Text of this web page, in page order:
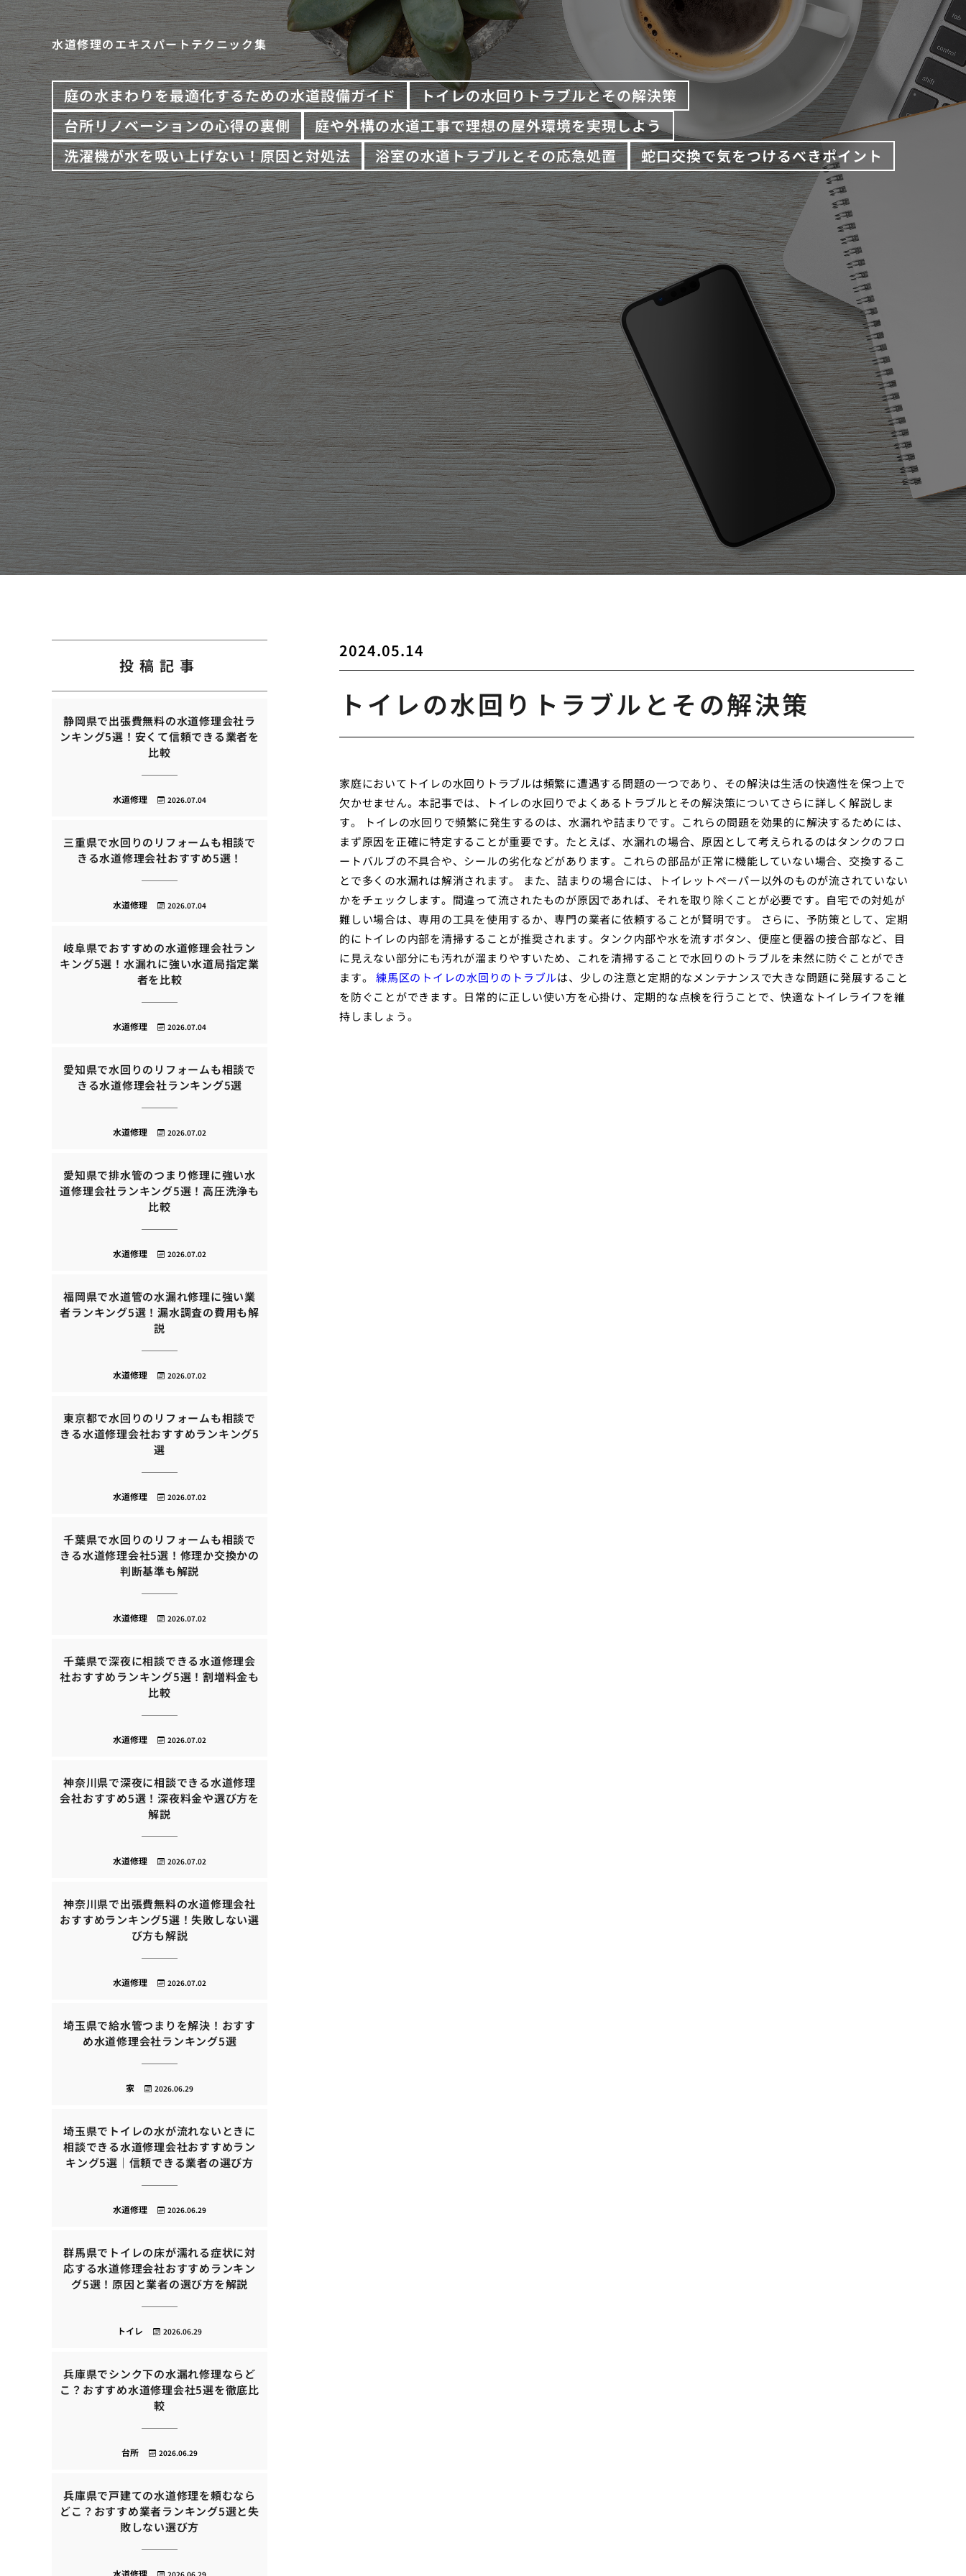
水道修理のエキスパートテクニック集
庭の水まわりを最適化するための水道設備ガイド
トイレの水回りトラブルとその解決策
台所リノベーションの心得の裏側
庭や外構の水道工事で理想の屋外環境を実現しよう
洗濯機が水を吸い上げない！原因と対処法
浴室の水道トラブルとその応急処置 蛇口交換で気をつけるべきポイント
2024.05.14
トイレの水回りトラブルとその解決策
家庭においてトイレの水回りトラブルは頻繁に遭遇する問題の一つであり、その解決は生活の快適性を保つ上で
欠かせません。本記事では、トイレの水回りでよくあるトラブルとその解決策についてさらに詳しく解説しま
す。 トイレの水回りで頻繁に発生するのは、水漏れや詰まりです。これらの問題を効果的に解決するためには、
まず原因を正確に特定することが重要です。たとえば、水漏れの場合、原因として考えられるのはタンクのフロ
ートバルブの不具合や、シールの劣化などがあります。これらの部品が正常に機能していない場合、交換するこ
とで多くの水漏れは解消されます。 また、詰まりの場合には、トイレットペーパー以外のものが流されていない
かをチェックします。間違って流されたものが原因であれば、それを取り除くことが必要です。自宅での対処が
難しい場合は、専用の工具を使用するか、専門の業者に依頼することが賢明です。 さらに、予防策として、定期
的にトイレの内部を清掃することが推奨されます。タンク内部や水を流すボタン、便座と便器の接合部など、目
に見えない部分にも汚れが溜まりやすいため、これを清掃することで水回りのトラブルを未然に防ぐことができ
ます。 練馬区のトイレの水回りのトラブルは、少しの注意と定期的なメンテナンスで大きな問題に発展すること
を防ぐことができます。日常的に正しい使い方を心掛け、定期的な点検を行うことで、快適なトイレライフを維
持しましょう。
投稿記事
静岡県で出張費無料の水道修理会社ラ
ンキング5選！安くて信頼できる業者を
比較
2026.07.04
水道修理
三重県で水回りのリフォームも相談で
きる水道修理会社おすすめ5選！
2026.07.04
水道修理
岐阜県でおすすめの水道修理会社ラン
キング5選！水漏れに強い水道局指定業
者を比較
2026.07.04
水道修理
愛知県で水回りのリフォームも相談で
きる水道修理会社ランキング5選
2026.07.02
水道修理
愛知県で排水管のつまり修理に強い水
道修理会社ランキング5選！高圧洗浄も
比較
2026.07.02
水道修理
福岡県で水道管の水漏れ修理に強い業
者ランキング5選！漏水調査の費用も解
説
2026.07.02
水道修理
東京都で水回りのリフォームも相談で
きる水道修理会社おすすめランキング5
選
2026.07.02
水道修理
千葉県で水回りのリフォームも相談で
きる水道修理会社5選！修理か交換かの
判断基準も解説
2026.07.02
水道修理
千葉県で深夜に相談できる水道修理会
社おすすめランキング5選！割増料金も
比較
2026.07.02
水道修理
神奈川県で深夜に相談できる水道修理
会社おすすめ5選！深夜料金や選び方を
解説
2026.07.02
水道修理
神奈川県で出張費無料の水道修理会社
おすすめランキング5選！失敗しない選
び方も解説
2026.07.02
水道修理
埼玉県で給水管つまりを解決！おすす
め水道修理会社ランキング5選
2026.06.29
家
埼玉県でトイレの水が流れないときに
相談できる水道修理会社おすすめラン
キング5選｜信頼できる業者の選び方
2026.06.29
水道修理
群馬県でトイレの床が濡れる症状に対
応する水道修理会社おすすめランキン
グ5選！原因と業者の選び方を解説
2026.06.29
トイレ
兵庫県でシンク下の水漏れ修理ならど
こ？おすすめ水道修理会社5選を徹底比
較
2026.06.29
台所
兵庫県で戸建ての水道修理を頼むなら
どこ？おすすめ業者ランキング5選と失
敗しない選び方
2026.06.29
水道修理